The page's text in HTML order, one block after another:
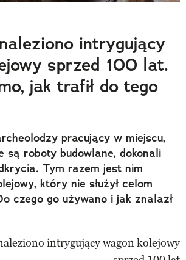
intrygujący
sprzed 100 lat.
jak trafił do tego
pracujący w miejscu,
są roboty budowlane, dokonali
Tym razem jest nim
który nie służył celom
czego go używano i jak znalazł